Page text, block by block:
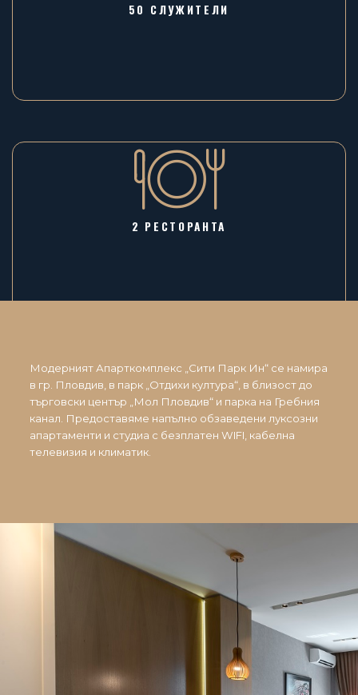
50 СЛУЖИТЕЛИ
2 РЕСТОРАНТА
Модерният Апарткомплекс „Сити Парк Ин“ се намира
в гр. Пловдив, в парк „Отдихи култура“, в близост до
търговски център „Мол Пловдив“ и парка на Гребния
канал. Предоставяме напълно обзаведени луксозни
апартаменти и студиа с безплатен WIFI, кабелна
телевизия и климатик.